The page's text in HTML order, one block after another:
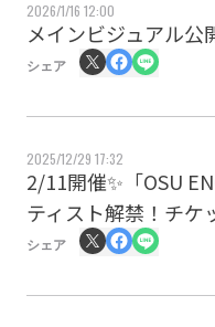
2026/1/16 12:00
メインビジュアル公
シェア
2025/12/29 17:32
2/11開催✨️「OSU
ティスト解禁！チケ
シェア